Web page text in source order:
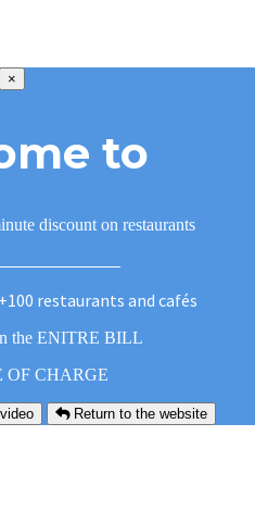
×
to
discount on restaurants
restaurants and cafés
the ENITRE BILL
OF CHARGE
Return to the website